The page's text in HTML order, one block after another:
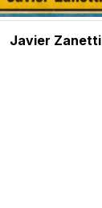
Javier Zanetti